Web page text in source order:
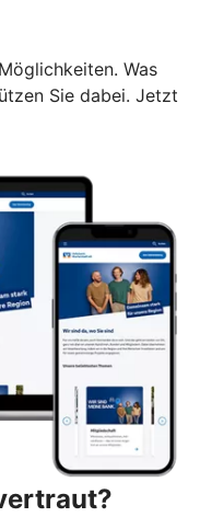
Was
Sie dabei. Jetzt